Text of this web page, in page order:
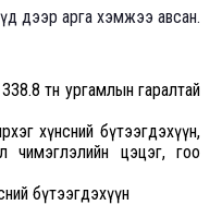
дээр арга хэмжээ авсан.
тн ургамлын гаралтай
хүнсний бүтээгдэхүүн,
чимэглэлийн цэцэг, гоо
бүтээгдэхүүн